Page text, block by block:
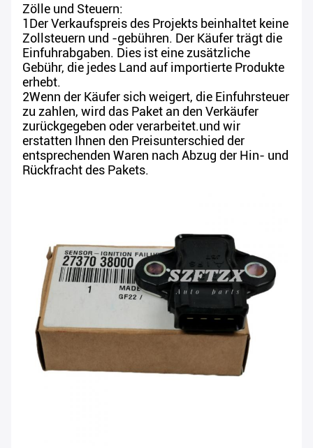
Zölle und Steuern:
1Der Verkaufspreis des Projekts beinhaltet keine
Zollsteuern und -gebühren. Der Käufer trägt die
Einfuhrabgaben. Dies ist eine zusätzliche
Gebühr, die jedes Land auf importierte Produkte
erhebt.
2Wenn der Käufer sich weigert, die Einfuhrsteuer
zu zahlen, wird das Paket an den Verkäufer
zurückgegeben oder verarbeitet.und wir
erstatten Ihnen den Preisunterschied der
entsprechenden Waren nach Abzug der Hin- und
Rückfracht des Pakets.